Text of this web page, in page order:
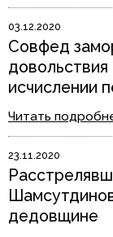
03.12.2020
Совфед
исчислении
Читать
23.11.2020
дедовщине